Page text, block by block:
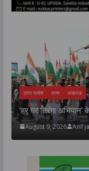
उत्तर प्रदेश राज्य लखनऊ
‘हर घर तिरंगा अभियान’ के
August 9, 2026 Anil jaiswal